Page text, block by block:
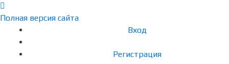
Полная версия сайта
Вход
Регистрация